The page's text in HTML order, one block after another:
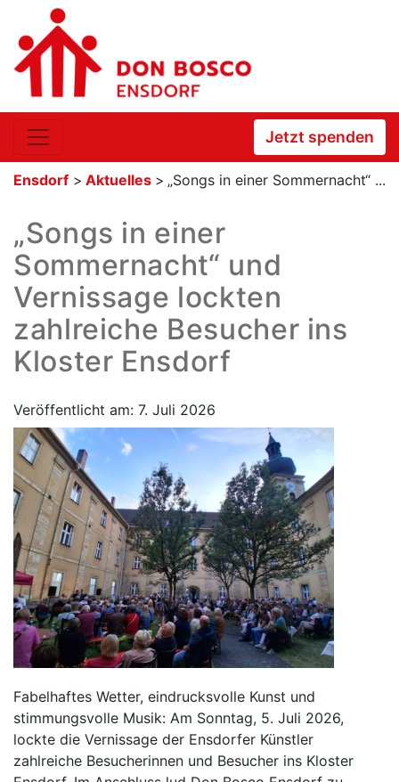
Jetzt spenden
Ensdorf > Aktuelles > „Songs in einer Sommernacht“ ...
„Songs in einer
Sommernacht“ und
Vernissage lockten
zahlreiche Besucher ins
Kloster Ensdorf
Veröffentlicht am: 7. Juli 2026
Fabelhaftes Wetter, eindrucksvolle Kunst und
stimmungsvolle Musik: Am Sonntag, 5. Juli 2026,
lockte die Vernissage der Ensdorfer Künstler
zahlreiche Besucherinnen und Besucher ins Kloster